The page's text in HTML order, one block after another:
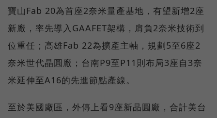
寶山Fab 20為首座2奈米量產基地，有望新增2座
新廠，率先導入GAAFET架構，肩負2奈米技術到
位重任；高雄Fab 22為擴產主軸，規劃5至6座2
奈米世代晶圓廠；台南P9至P11則布局3座自3奈
米延伸至A16的先進節點產線。
至於美國廠區，外傳上看9座新晶圓廠，合計美台